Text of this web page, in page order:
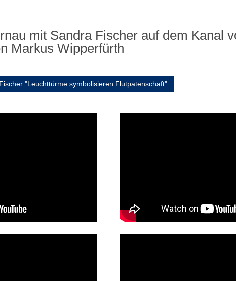
mit Sandra Fischer auf dem Kanal
Markus Wipperfürth
"Leuchttürme symbolisieren Flutpatenschaft"